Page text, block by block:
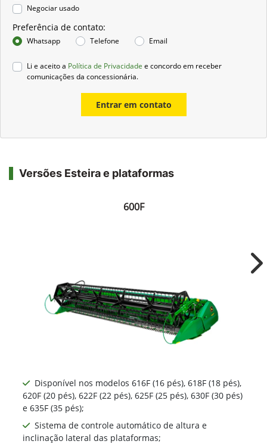
Negociar usado
Preferência de contato:
Whatsapp Telefone Email
Li e aceito a Política de Privacidade e concordo em receber
comunicações da concessionária.
Entrar em contato
Versões Esteira e plataformas
600F
Disponível nos modelos 616F (16 pés), 618F (18 pés),
620F (20 pés), 622F (22 pés), 625F (25 pés), 630F (30 pés)
e 635F (35 pés);
Sistema de controle automático de altura e
inclinação lateral das plataformas;